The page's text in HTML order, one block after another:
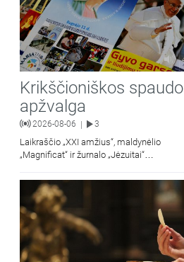
Krikščioniškos
apžvalga
2026-08-06 | 3
Laikraščio „XXI amžius“, maldynėlio
„Magnificat“ ir žurnalo „Jėzuitai“